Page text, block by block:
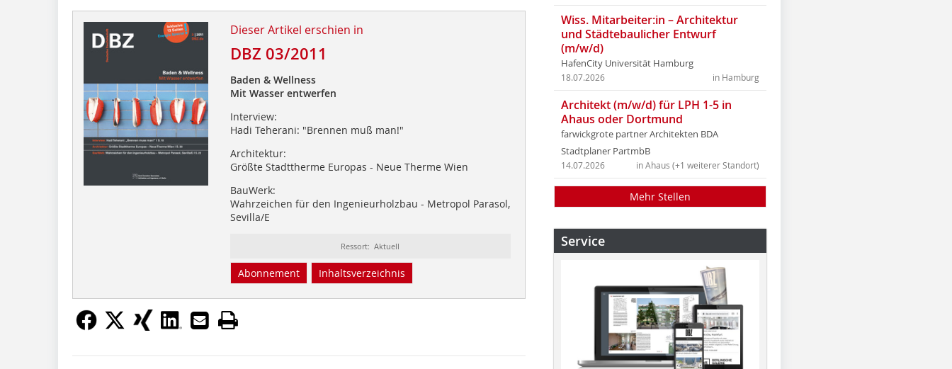
Dieser Artikel erschien in
DBZ 03/2011
Baden & Wellness
Mit Wasser entwerfen
Interview:
Hadi Teherani: "Brennen muß man!"
Architektur:
Größte Stadttherme Europas - Neue Therme Wien
BauWerk:
Wahrzeichen für den Ingenieurholzbau - Metropol Parasol,
Sevilla/E
Ressort: Aktuell
Abonnement Inhaltsverzeichnis
Wiss. Mitarbeiter:in – Architektur
und Städtebaulicher Entwurf
(m/w/d)
HafenCity Universität Hamburg
in Hamburg
18.07.2026
Architekt (m/w/d) für LPH 1-5 in
Ahaus oder Dortmund
farwickgrote partner Architekten BDA
Stadtplaner PartmbB
in Ahaus (+1 weiterer Standort)
14.07.2026
Mehr Stellen
Service